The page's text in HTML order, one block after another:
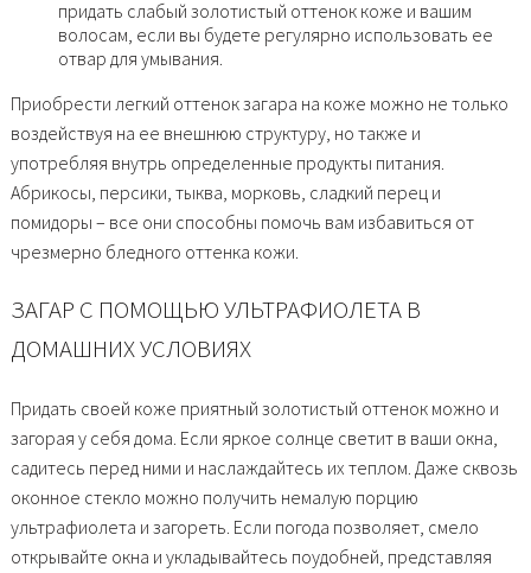
придать слабый золотистый оттенок коже и вашим
волосам, если вы будете регулярно использовать ее
отвар для умывания.
Приобрести легкий оттенок загара на коже можно не только
воздействуя на ее внешнюю структуру, но также и
употребляя внутрь определенные продукты питания.
Абрикосы, персики, тыква, морковь, сладкий перец и
помидоры – все они способны помочь вам избавиться от
чрезмерно бледного оттенка кожи.
ЗАГАР С ПОМОЩЬЮ УЛЬТРАФИОЛЕТА В
ДОМАШНИХ УСЛОВИЯХ
Придать своей коже приятный золотистый оттенок можно и
загорая у себя дома. Если яркое солнце светит в ваши окна,
садитесь перед ними и наслаждайтесь их теплом. Даже сквозь
оконное стекло можно получить немалую порцию
ультрафиолета и загореть. Если погода позволяет, смело
открывайте окна и укладывайтесь поудобней, представляя